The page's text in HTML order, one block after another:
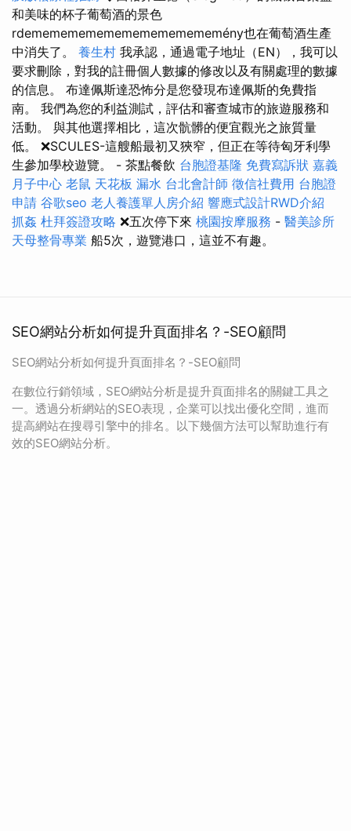
和美味的杯子葡萄酒的景色
rdemememememememememememény也在葡萄酒生產
中消失了。 養生村 我承認，通過電子地址（EN），我可以
要求刪除，對我的註冊個人數據的修改以及有關處理的數據
的信息。 布達佩斯達恐怖分是您發現布達佩斯的免費指
南。 我們為您的利益測試，評估和審查城市的旅遊服務和
活動。 與其他選擇相比，這次骯髒的便宜觀光之旅質量
低。 ❌SCULES-這艘船最初又狹窄，但正在等待匈牙利學
生參加學校遊覽。 - 茶點餐飲 台胞證基隆 免費寫訴狀 嘉義
月子中心 老鼠 天花板 漏水 台北會計師 徵信社費用 台胞證
申請 谷歌seo 老人養護單人房介紹 響應式設計RWD介紹
抓姦 杜拜簽證攻略 ❌五次停下來 桃園按摩服務 - 醫美診所
天母整骨專業 船5次，遊覽港口，這並不有趣。
SEO網站分析如何提升頁面排名？-SEO顧問
SEO網站分析如何提升頁面排名？-SEO顧問
在數位行銷領域，SEO網站分析是提升頁面排名的關鍵工具之
一。透過分析網站的SEO表現，企業可以找出優化空間，進而
提高網站在搜尋引擎中的排名。以下幾個方法可以幫助進行有
效的SEO網站分析。